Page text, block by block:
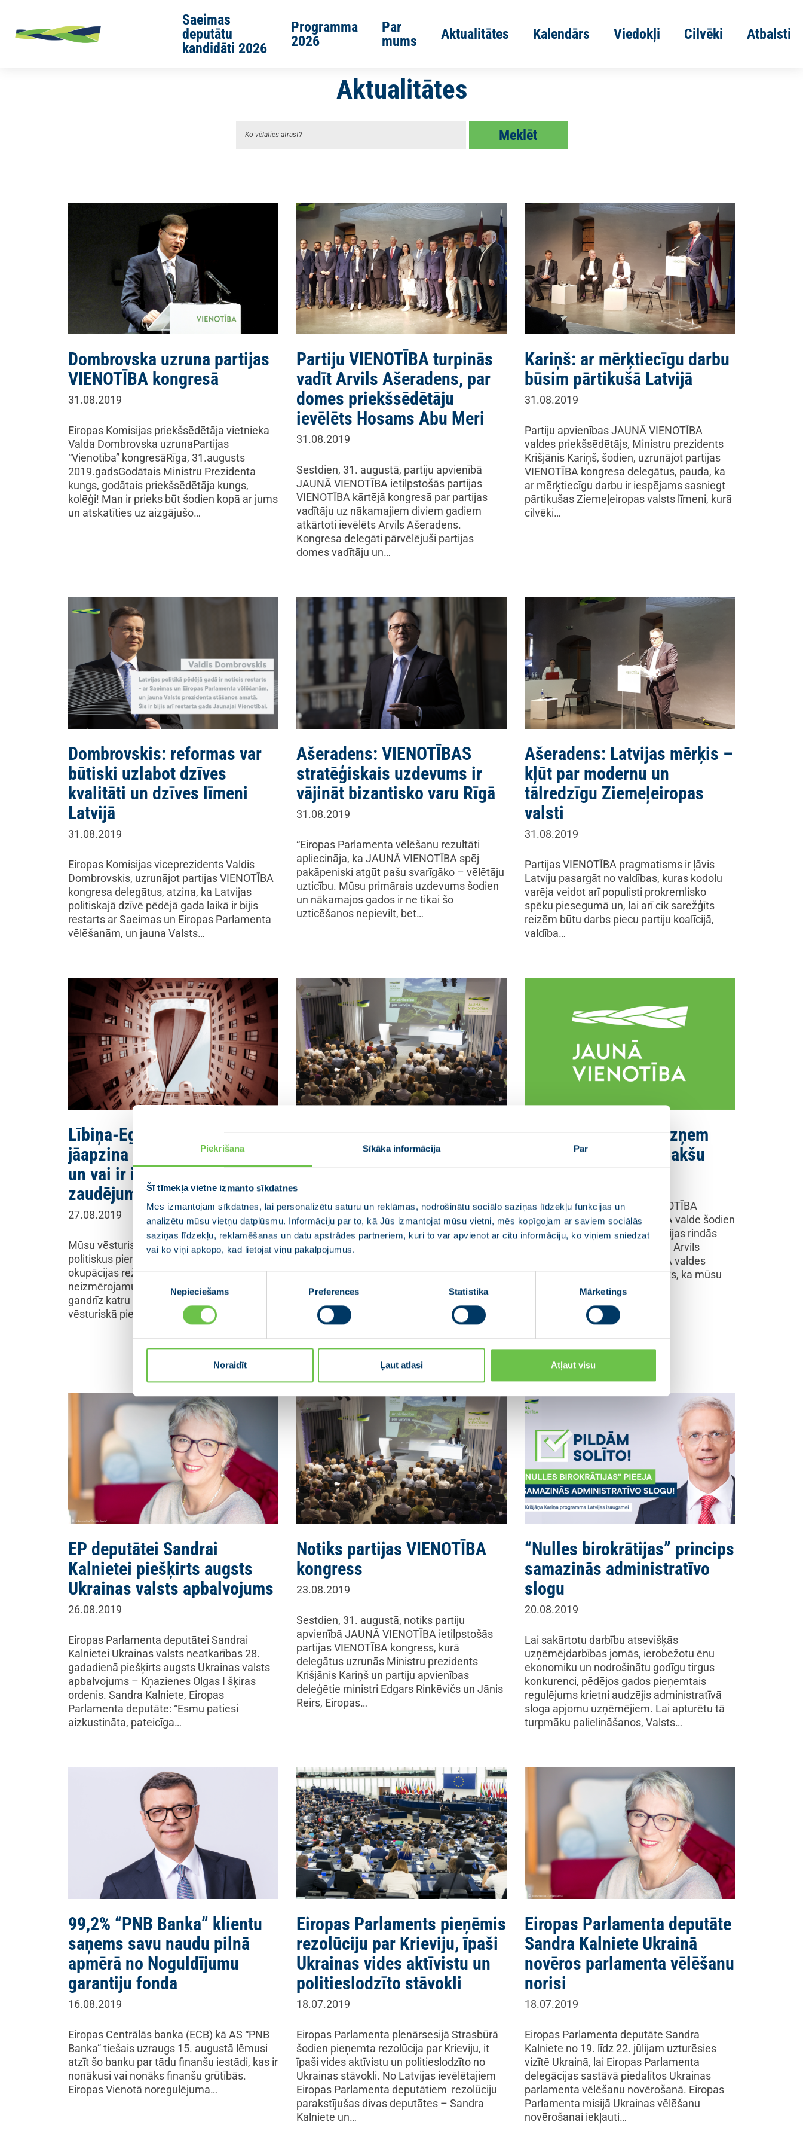
Piekrišana Sīkāka informācija Par
Šī tīmekļa vietne izmanto sīkdatnes
Mēs izmantojam sīkdatnes, lai personalizētu saturu un reklāmas, nodrošinātu sociālo saziņas līdzekļu funkcijas un
analizētu mūsu vietņu datplūsmu. Informāciju par to, kā Jūs izmantojat mūsu vietni, mēs kopīgojam ar saviem sociālās
saziņas līdzekļu, reklamēšanas un datu apstrādes partneriem, kuri to var apvienot ar citu informāciju, ko viņiem sniedzat
vai ko viņi apkopo, kad lietojat viņu pakalpojumus.
Piekrišanas
izvēle
Nepieciešams Preferences Statistika Mārketings
Noraidīt Ļaut atlasi Atļaut visu
Saeimas
deputātu
kandidāti 2026
Programma
2026
Par
mums
Aktualitātes Kalendārs Viedokļi Cilvēki Atbalsti
Aktualitātes
Meklēt
Dombrovska uzruna partijas
VIENOTĪBA kongresā
31.08.2019
Eiropas Komisijas priekšsēdētāja vietnieka
Valda Dombrovska uzrunaPartijas
“Vienotība” kongresāRīga, 31.augusts
2019.gadsGodātais Ministru Prezidenta
kungs, godātais priekšsēdētāja kungs,
kolēģi! Man ir prieks būt šodien kopā ar jums
un atskatīties uz aizgājušo…
Partiju VIENOTĪBA turpinās
vadīt Arvils Ašeradens, par
domes priekšsēdētāju
ievēlēts Hosams Abu Meri
31.08.2019
Sestdien, 31. augustā, partiju apvienībā
JAUNĀ VIENOTĪBA ietilpstošās partijas
VIENOTĪBA kārtējā kongresā par partijas
vadītāju uz nākamajiem diviem gadiem
atkārtoti ievēlēts Arvils Ašeradens.
Kongresa delegāti pārvēlējuši partijas
domes vadītāju un…
Kariņš: ar mērķtiecīgu darbu
būsim pārtikušā Latvijā
31.08.2019
Partiju apvienības JAUNĀ VIENOTĪBA
valdes priekšsēdētājs, Ministru prezidents
Krišjānis Kariņš, šodien, uzrunājot partijas
VIENOTĪBA kongresa delegātus, pauda, ka
ar mērķtiecīgu darbu ir iespējams sasniegt
pārtikušas Ziemeļeiropas valsts līmeni, kurā
cilvēki…
Dombrovskis: reformas var
būtiski uzlabot dzīves
kvalitāti un dzīves līmeni
Latvijā
31.08.2019
Eiropas Komisijas viceprezidents Valdis
Dombrovskis, uzrunājot partijas VIENOTĪBA
kongresa delegātus, atzina, ka Latvijas
politiskajā dzīvē pēdējā gada laikā ir bijis
restarts ar Saeimas un Eiropas Parlamenta
vēlēšanām, un jauna Valsts…
Ašeradens: VIENOTĪBAS
stratēģiskais uzdevums ir
vājināt bizantisko varu Rīgā
31.08.2019
“Eiropas Parlamenta vēlēšanu rezultāti
apliecināja, ka JAUNĀ VIENOTĪBA spēj
pakāpeniski atgūt pašu svarīgāko – vēlētāju
uzticību. Mūsu primārais uzdevums šodien
un nākamajos gados ir ne tikai šo
uzticēšanos nepievilt, bet…
Ašeradens: Latvijas mērķis –
kļūt par modernu un
tālredzīgu Ziemeļeiropas
valsti
31.08.2019
Partijas VIENOTĪBA pragmatisms ir ļāvis
Latviju pasargāt no valdības, kuras kodolu
varēja veidot arī populisti prokremlisko
spēku piesegumā un, lai arī cik sarežģīts
reizēm būtu darbs piecu partiju koalīcijā,
valdība…
Lībiņa-Egnere: Kāpēc
jāapzina okupācijas sekas,
un vai ir iespējams saņemt
zaudējumu atlīdzinājumu
27.08.2019
Mūsu vēsturiskā pieredze uzliek morālus un
politiskus pienākumus Abi totalitārie
okupācijas režīmi ir nodarījuši Latvijas tautai
neizmērojamus zaudējumus un skāruši
gandrīz katru ģimeni Latvijā. Šī mūsu
vēsturiskā pieredze uzliek arī…
Partija VIENOTĪBA kongresā
debatēs par klimata
ekonomiku, nākotnes
pašvaldībām un zināšanu
sabiedrību
27.08.2019
VIENOTĪBA kārtējā kongresā notiks
paneļdiskusijas par klimata ekonomiku,
nākotnes pašvaldībām un zināšanu
pieteikuši kā politiski…
Partija VIENOTĪBA uzņem
savās rindās Andu Čakšu
Partiju apvienībā JAUNĀ VIENOTĪBA
ietilpstošās partijas VIENOTĪBA valde šodien
vienbalsīgi lēmusi uzņemt partijas rindās
Saeimas deputāti Andu Čakšu. Arvils
Ašeradens, partijas VIENOTĪBA valdes
priekšsēdētājs: “Esmu gandarīts, ka mūsu
partijai pievienojas…
EP deputātei Sandrai
Kalnietei piešķirts augsts
Ukrainas valsts apbalvojums
26.08.2019
Eiropas Parlamenta deputātei Sandrai
Kalnietei Ukrainas valsts neatkarības 28.
gadadienā piešķirts augsts Ukrainas valsts
apbalvojums – Kņazienes Olgas I šķiras
ordenis. Sandra Kalniete, Eiropas
Parlamenta deputāte: “Esmu patiesi
aizkustināta, pateicīga…
Notiks partijas VIENOTĪBA
kongress
23.08.2019
Sestdien, 31. augustā, notiks partiju
apvienībā JAUNĀ VIENOTĪBA ietilpstošās
partijas VIENOTĪBA kongress, kurā
delegātus uzrunās Ministru prezidents
Krišjānis Kariņš un partiju apvienības
deleģētie ministri Edgars Rinkēvičs un Jānis
Reirs, Eiropas…
“Nulles birokrātijas” princips
samazinās administratīvo
slogu
20.08.2019
Lai sakārtotu darbību atsevišķās
uzņēmējdarbības jomās, ierobežotu ēnu
ekonomiku un nodrošinātu godīgu tirgus
konkurenci, pēdējos gados pieņemtais
regulējums krietni audzējis administratīvā
sloga apjomu uzņēmējiem. Lai apturētu tā
turpmāku palielināšanos, Valsts…
99,2% “PNB Banka” klientu
saņems savu naudu pilnā
apmērā no Noguldījumu
garantiju fonda
16.08.2019
Eiropas Centrālās banka (ECB) kā AS “PNB
Banka” tiešais uzraugs 15. augustā lēmusi
atzīt šo banku par tādu finanšu iestādi, kas ir
nonākusi vai nonāks finanšu grūtībās.
Eiropas Vienotā noregulējuma…
Eiropas Parlaments pieņēmis
rezolūciju par Krieviju, īpaši
Ukrainas vides aktīvistu un
politieslodzīto stāvokli
18.07.2019
Eiropas Parlamenta plenārsesijā Strasbūrā
šodien pieņemta rezolūcija par Krieviju, it
īpaši vides aktīvistu un politieslodzīto no
Ukrainas stāvokli. No Latvijas ievēlētajiem
Eiropas Parlamenta deputātiem rezolūciju
parakstījušas divas deputātes – Sandra
Kalniete un…
Eiropas Parlamenta deputāte
Sandra Kalniete Ukrainā
novēros parlamenta vēlēšanu
norisi
18.07.2019
Eiropas Parlamenta deputāte Sandra
Kalniete no 19. līdz 22. jūlijam uzturēsies
vizītē Ukrainā, lai Eiropas Parlamenta
delegācijas sastāvā piedalītos Ukrainas
parlamenta vēlēšanu novērošanā. Eiropas
Parlamenta misijā Ukrainas vēlēšanu
novērošanai iekļauti…